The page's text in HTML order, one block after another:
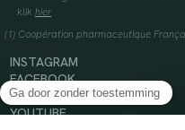
klik hier
(1) Coopération pharmaceutique
INSTAGRAM
FACEBOOK
TIKTOK
YOUTUBE